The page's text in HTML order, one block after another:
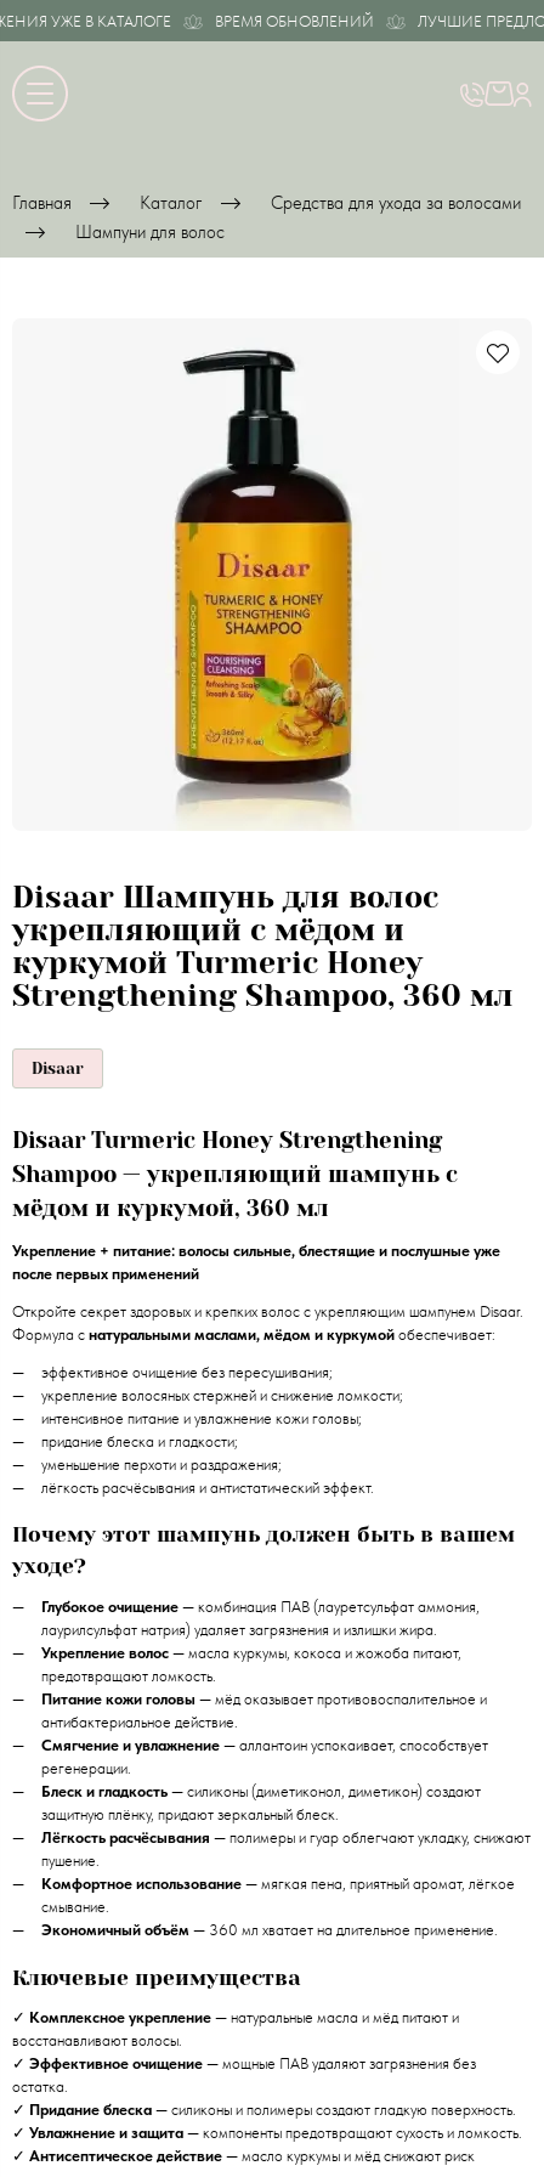
УЖЕ В КАТАЛОГЕ ВРЕМЯ ОБНОВЛЕНИЙ ЛУЧШИЕ
Главная Каталог
Средства для ухода за волосами
Шампуни для волос
Disaar Шампунь для волос
укрепляющий с мёдом и
куркумой Turmeric Honey
Strengthening Shampoo, 360 мл
Disaar
Disaar Turmeric Honey Strengthening
Shampoo — укрепляющий шампунь с
мёдом и куркумой, 360 мл
Укрепление + питание: волосы сильные, блестящие и послушные уже
после первых применений
Откройте секрет здоровых и крепких волос с укрепляющим шампунем Disaar.
Формула с натуральными маслами, мёдом и куркумой обеспечивает:
эффективное очищение без пересушивания;
укрепление волосяных стержней и снижение ломкости;
интенсивное питание и увлажнение кожи головы;
придание блеска и гладкости;
уменьшение перхоти и раздражения;
лёгкость расчёсывания и антистатический эффект.
Почему этот шампунь должен быть в вашем
уходе?
Глубокое очищение — комбинация ПАВ (лауретсульфат аммония,
лаурилсульфат натрия) удаляет загрязнения и излишки жира.
Укрепление волос — масла куркумы, кокоса и жожоба питают,
предотвращают ломкость.
Питание кожи головы — мёд оказывает противовоспалительное и
антибактериальное действие.
Смягчение и увлажнение — аллантоин успокаивает, способствует
регенерации.
Блеск и гладкость — силиконы (диметиконол, диметикон) создают
защитную плёнку, придают зеркальный блеск.
Лёгкость расчёсывания — полимеры и гуар облегчают укладку, снижают
пушение.
Комфортное использование — мягкая пена, приятный аромат, лёгкое
смывание.
Экономичный объём — 360 мл хватает на длительное применение.
Ключевые преимущества
✓ Комплексное укрепление — натуральные масла и мёд питают и
восстанавливают волосы.
✓ Эффективное очищение — мощные ПАВ удаляют загрязнения без
остатка.
✓ Придание блеска — силиконы и полимеры создают гладкую поверхность.
✓ Увлажнение и защита — компоненты предотвращают сухость и ломкость.
✓ Антисептическое действие — масло куркумы и мёд снижают риск